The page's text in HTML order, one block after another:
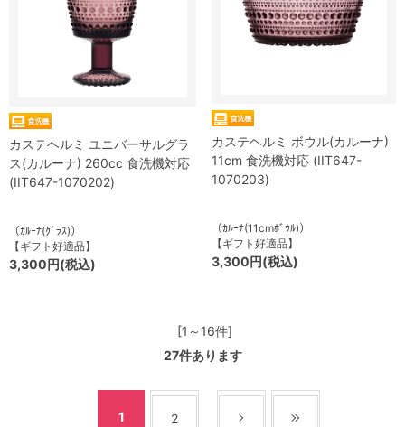
カステヘルミ ユニバーサルグラ
ス(カルーナ) 260cc 食洗機対応
(IIT647-1070202)
（ｶﾙｰﾅ(ｸﾞﾗｽ)）
【ギフト好適品】
3,300円(税込)
カステヘルミ ボウル(カルーナ)
11cm 食洗機対応 (IIT647-
1070203)
（ｶﾙｰﾅ(11cmﾎﾞｳﾙ)）
【ギフト好適品】
3,300円(税込)
[1～16件]
27件あります
1 2